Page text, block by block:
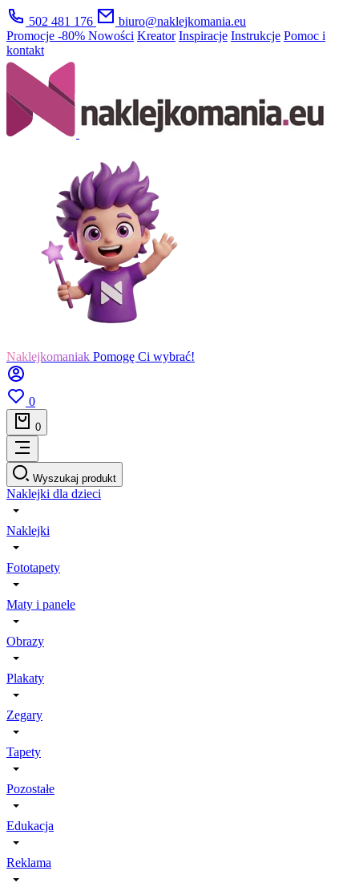
502 481 176
biuro@naklejkomania.eu
Promocje -80% Nowości Kreator Inspiracje Instrukcje Pomoc i
kontakt
Naklejkomaniak Pomogę Ci wybrać!
0
0
Wyszukaj produkt
Naklejki dla dzieci
Naklejki
Fototapety
Maty i panele
Obrazy
Plakaty
Zegary
Tapety
Pozostałe
Edukacja
Reklama